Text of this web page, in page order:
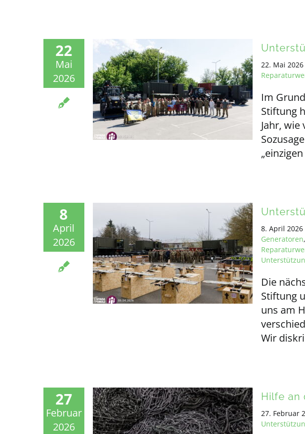
22
Mai
2026
22. Mai 2026
Im
Stiftung
Jahr,
8
April
2026
8. April 2026
Generatoren,
Die
Stiftung
uns am
Wir
27
Februar
2026
Hilfe an
27. Februar